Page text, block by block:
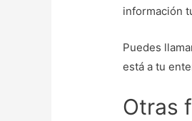
información
Puedes
está a tu
Otras